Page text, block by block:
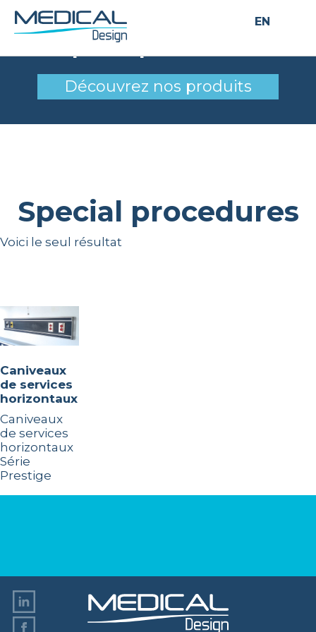
EN
Special procedures
Découvrez nos produits
Special procedures
Voici le seul résultat
Caniveaux
de services
horizontaux
Caniveaux
de services
horizontaux
Série
Prestige